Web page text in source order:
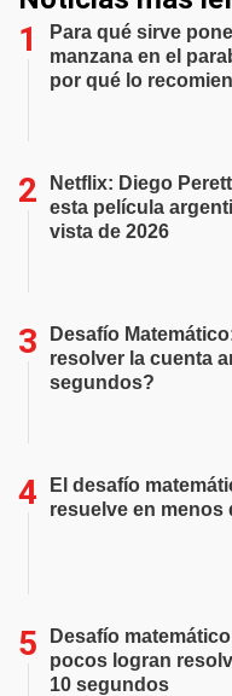
Para qué sirve
manzana en el
por qué lo
Netflix: Diego
esta película
vista de 2026
Desafío
resolver la cuenta
segundos?
El desafío
resuelve en menos
Desafío
pocos logran
10 segundos